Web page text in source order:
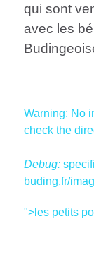
qui sont
avec les
Warning: No
check the
Debug:
buding.fr/
">les petits